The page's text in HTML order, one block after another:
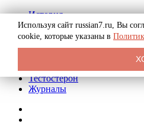
История
Биография
Криминал
Реклама на сайте
Тестостерон
Журналы
Используя сайт russian7.ru, Вы
cookie, которые указаны в